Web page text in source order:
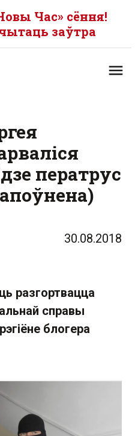
Час» сёння!
заўтра
ператрус
30.08.2018
разгортвацца
справы
блогера